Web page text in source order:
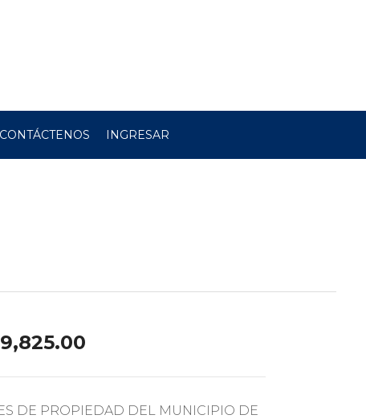
CONTÁCTENOS INGRESAR
DE PROPIEDAD DEL MUNICIPIO DE